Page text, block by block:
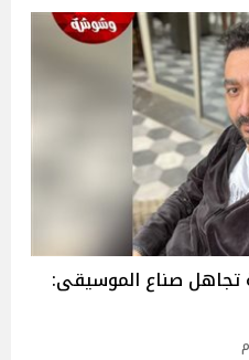
تجاهل صناع الموسيقى: